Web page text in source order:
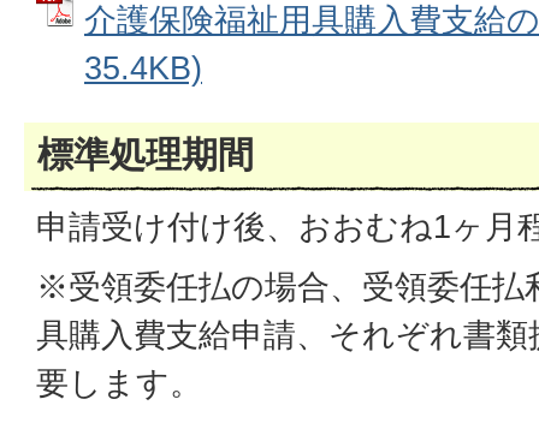
介護保険福祉用具購入費支給
35.4KB)
標準処理期間
申請受け付け後、おおむね1ヶ月
※受領委任払の場合、受領委任払
具購入費支給申請、それぞれ書
要します。